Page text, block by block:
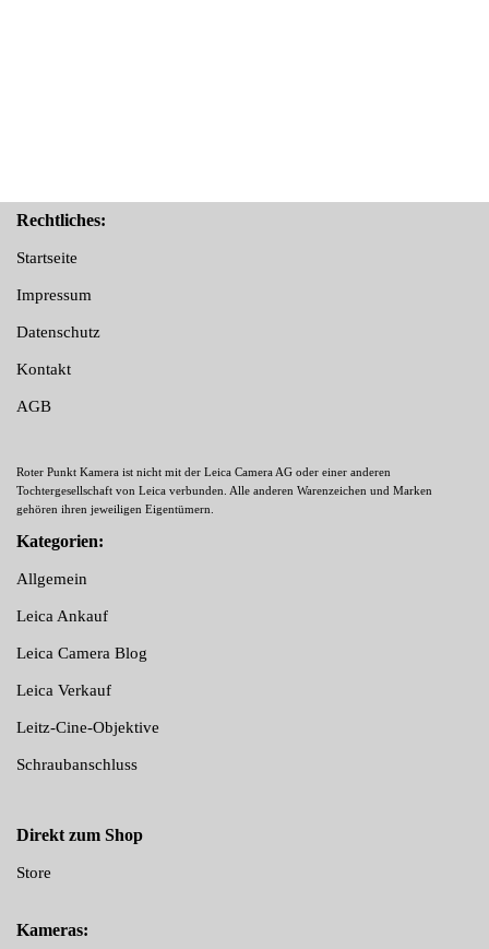
Rechtliches:
Startseite
Impressum
Datenschutz
Kontakt
AGB
Roter Punkt Kamera ist nicht mit der Leica Camera AG oder einer anderen
Tochtergesellschaft von Leica verbunden. Alle anderen Warenzeichen und Marken
gehören ihren jeweiligen Eigentümern.
Kategorien:
Allgemein
Leica Ankauf
Leica Camera Blog
Leica Verkauf
Leitz-Cine-Objektive
Schraubanschluss
Direkt zum Shop
Store
Kameras: